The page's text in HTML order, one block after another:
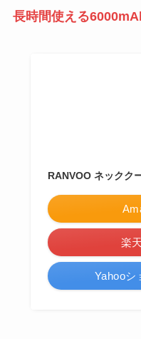
長時間使える
RANVOO ネックク
楽
Yahooシ